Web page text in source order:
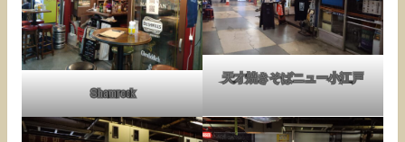
Shamrock
天才焼きそばニュー小江戸